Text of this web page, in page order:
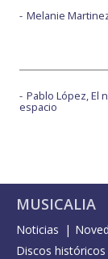
Melanie
Pablo López, El
espacio
MUSICALIA
Noticias
Discos históricos